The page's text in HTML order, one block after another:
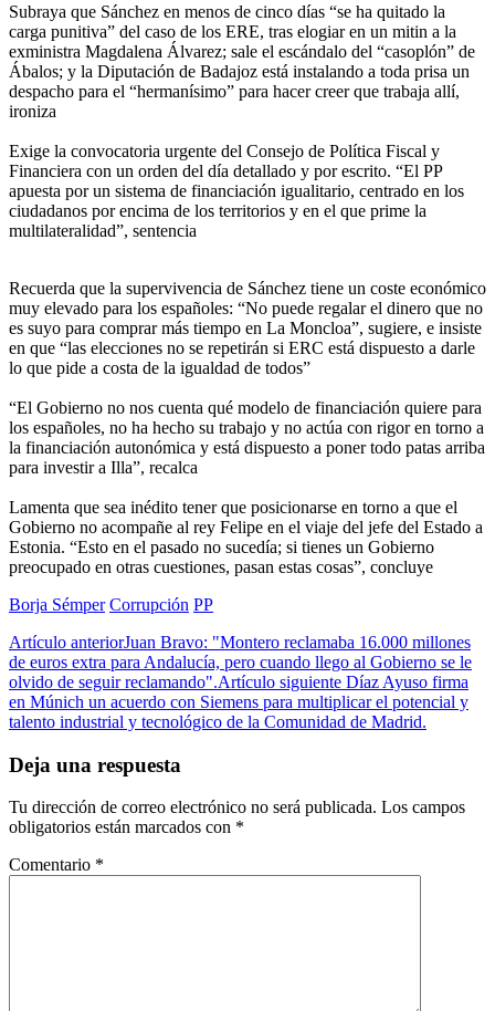
Subraya que Sánchez en menos de cinco días “se ha quitado la
carga punitiva” del caso de los ERE, tras elogiar en un mitin a la
exministra Magdalena Álvarez; sale el escándalo del “casoplón” de
Ábalos; y la Diputación de Badajoz está instalando a toda prisa un
despacho para el “hermanísimo” para hacer creer que trabaja allí,
ironiza
Exige la convocatoria urgente del Consejo de Política Fiscal y
Financiera con un orden del día detallado y por escrito. “El PP
apuesta por un sistema de financiación igualitario, centrado en los
ciudadanos por encima de los territorios y en el que prime la
multilateralidad”, sentencia
Recuerda que la supervivencia de Sánchez tiene un coste económico
muy elevado para los españoles: “No puede regalar el dinero que no
es suyo para comprar más tiempo en La Moncloa”, sugiere, e insiste
en que “las elecciones no se repetirán si ERC está dispuesto a darle
lo que pide a costa de la igualdad de todos”
“El Gobierno no nos cuenta qué modelo de financiación quiere para
los españoles, no ha hecho su trabajo y no actúa con rigor en torno a
la financiación autonómica y está dispuesto a poner todo patas arriba
para investir a Illa”, recalca
Lamenta que sea inédito tener que posicionarse en torno a que el
Gobierno no acompañe al rey Felipe en el viaje del jefe del Estado a
Estonia. “Esto en el pasado no sucedía; si tienes un Gobierno
preocupado en otras cuestiones, pasan estas cosas”, concluye
Borja Sémper Corrupción PP
Artículo anteriorJuan Bravo: "Montero reclamaba 16.000 millones
de euros extra para Andalucía, pero cuando llego al Gobierno se le
olvido de seguir reclamando".Artículo siguiente Díaz Ayuso firma
en Múnich un acuerdo con Siemens para multiplicar el potencial y
talento industrial y tecnológico de la Comunidad de Madrid.
Deja una respuesta
Tu dirección de correo electrónico no será publicada. Los campos
obligatorios están marcados con *
Comentario *